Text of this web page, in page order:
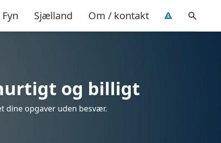
Fyn Sjælland Om / kontakt
og billigt
dine opgaver uden besvær.